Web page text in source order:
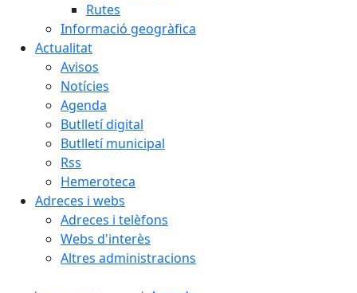
Rutes
Informació geogràfica
Actualitat
Avisos
Notícies
Agenda
Butlletí digital
Butlletí municipal
Rss
Hemeroteca
Adreces i webs
Adreces i telèfons
Webs d'interès
Altres administracions